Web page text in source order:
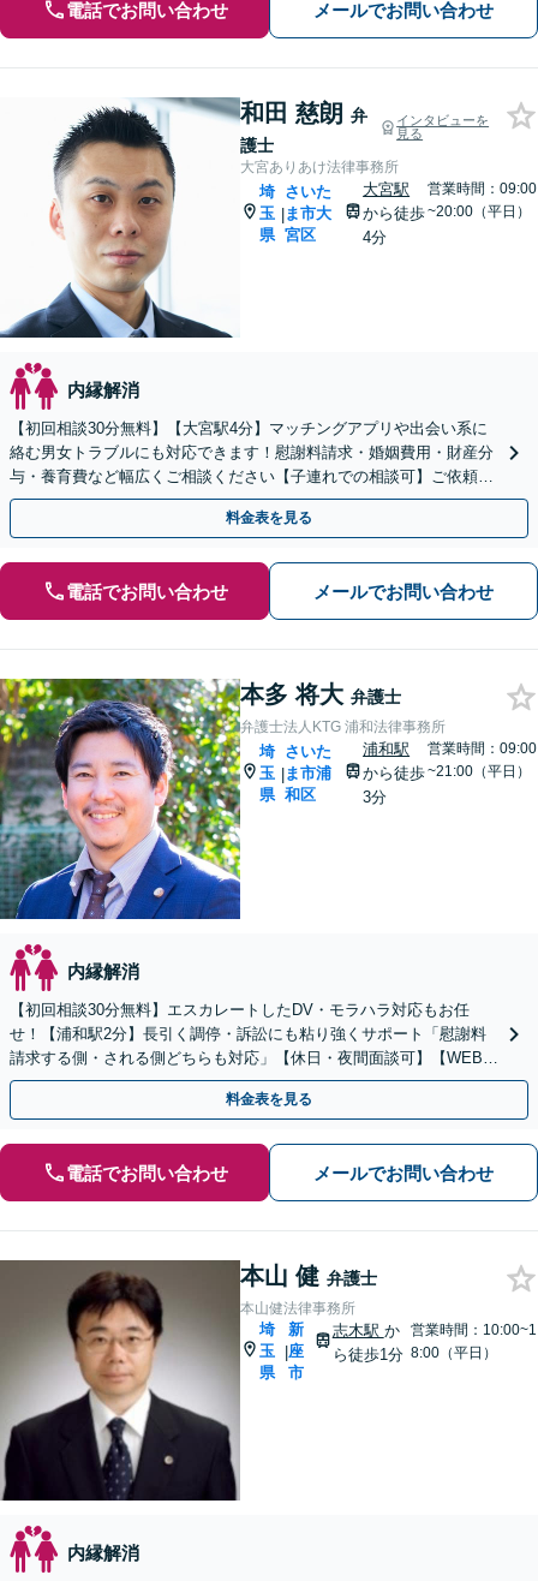
電話でお問い合わせ メールでお問い合わせ
和田 慈朗 弁
護士
インタビューを
見る
大宮ありあけ法律事務所
埼
玉
県
|
さいた
ま市大
宮区
大宮駅
から徒歩
4分
営業時間：09:00
~20:00（平日）
内縁解消
【初回相談30分無料】【大宮駅4分】マッチングアプリや出会い系に
絡む男女トラブルにも対応できます！慰謝料請求・婚姻費用・財産分
与・養育費など幅広くご相談ください【子連れでの相談可】ご依頼後
はLINEメールなどでの対応可
料金表を見る
電話でお問い合わせ メールでお問い合わせ
本多 将大 弁護士
弁護士法人KTG 浦和法律事務所
埼
玉
県
|
さいた
ま市浦
和区
浦和駅
から徒歩
3分
営業時間：09:00
~21:00（平日）
内縁解消
【初回相談30分無料】エスカレートしたDV・モラハラ対応もお任
せ！【浦和駅2分】長引く調停・訴訟にも粘り強くサポート「慰謝料
請求する側・される側どちらも対応」【休日・夜間面談可】【WEB相
談対応可】
料金表を見る
電話でお問い合わせ メールでお問い合わせ
本山 健 弁護士
本山健法律事務所
埼
玉
県
|
新
座
市
志木駅 か
ら徒歩1分
営業時間：10:00~1
8:00（平日）
内縁解消